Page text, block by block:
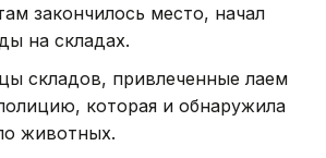
закончилось место, начал
на складах.
складов, привлеченные лаем
которая и обнаружила
животных.